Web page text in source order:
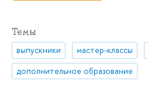
Темы
выпускники мастер-классы
дополнительное образование